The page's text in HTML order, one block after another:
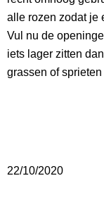
alle rozen zodat je
Vul nu de
iets lager zitten
grassen of
22/10/2020